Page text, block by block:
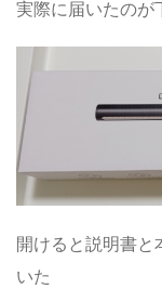
実際に届いたのが
開けると説明書と
いた